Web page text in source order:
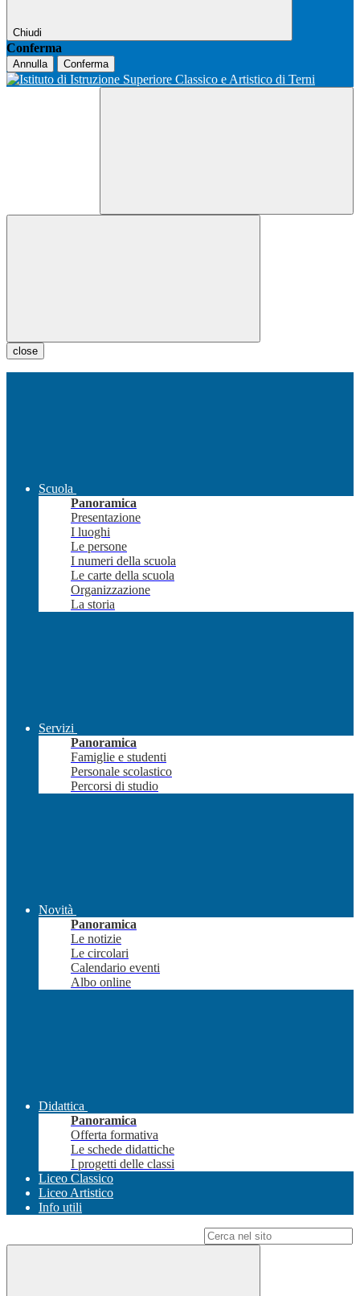
Chiudi
Conferma
Annulla Conferma
close
Scuola
Panoramica
Presentazione
I luoghi
Le persone
I numeri della scuola
Le carte della scuola
Organizzazione
La storia
Servizi
Panoramica
Famiglie e studenti
Personale scolastico
Percorsi di studio
Novità
Panoramica
Le notizie
Le circolari
Calendario eventi
Albo online
Didattica
Panoramica
Offerta formativa
Le schede didattiche
I progetti delle classi
Liceo Classico
Liceo Artistico
Info utili